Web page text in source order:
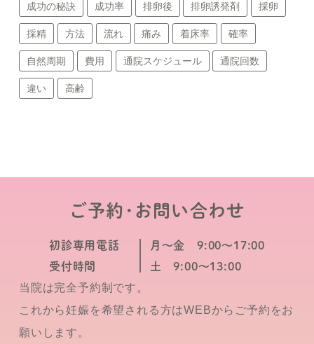
成功の秘訣 成功率 排卵後 排卵誘発剤 採卵
採精 方法 流れ 痛み 着床率 確率
自然周期 費用 通院スケジュール 通院回数
違い 高齢
ご予約･お問い合わせ
初診専用電話
受付時間
月～金 9:00～17:00
土 9:00～13:00
当院は完全予約制です。
これから妊娠を希望される方はWEBからご予約をお
願いします。